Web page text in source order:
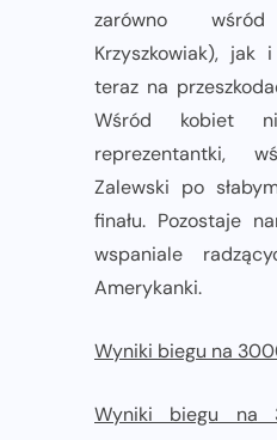
zarówno
Krzyszkowiak),
teraz na
Wśród kobiet
reprezentantki,
Zalewski po
finału. Pozostaje
wspaniale
Amerykanki.
Wyniki biegu na
Wyniki biegu na